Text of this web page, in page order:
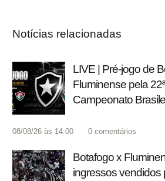
Notícias relacionadas
LIVE | Pré-jogo de
Fluminense pela
Campeonato
08/08/26 às 14:00 0 comentários
Botafogo x
ingressos vendidos